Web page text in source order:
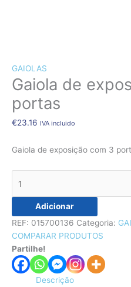
GAIOLAS
Gaiola de
portas
€23.16 IVA incluido
Gaiola de exposição com 3
de
exposição
3
portas
Adicionar
REF: 015700136 Categoria:
COMPARAR PRODUTOS
Partilhe!
Descrição